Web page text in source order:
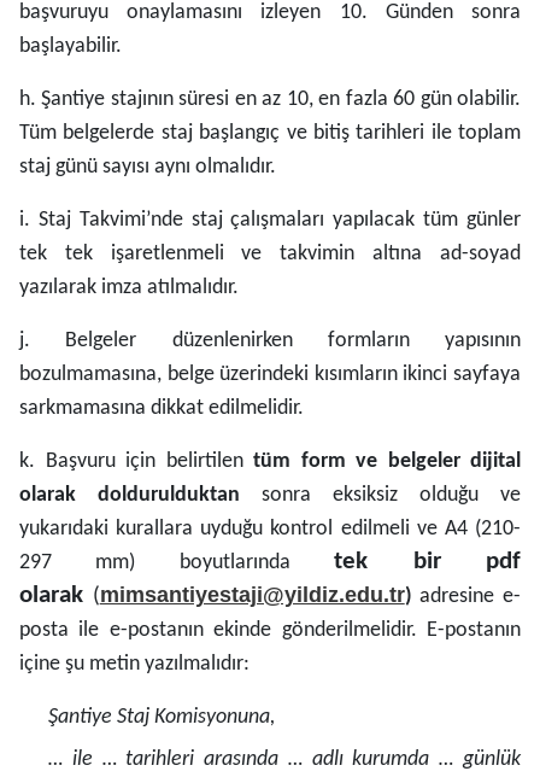
başvuruyu onaylamasını izleyen 10. Günden sonra
başlayabilir.
h. Şantiye stajının süresi en az 10, en fazla 60 gün olabilir.
Tüm belgelerde staj başlangıç ve bitiş tarihleri ile toplam
staj günü sayısı aynı olmalıdır.
i. Staj Takvimi’nde staj çalışmaları yapılacak tüm günler
tek tek işaretlenmeli ve takvimin altına ad-soyad
yazılarak imza atılmalıdır.
j. Belgeler düzenlenirken formların yapısının
bozulmamasına, belge üzerindeki kısımların ikinci sayfaya
sarkmamasına dikkat edilmelidir.
k. Başvuru için belirtilen tüm form ve belgeler dijital
olarak doldurulduktan sonra eksiksiz olduğu ve
yukarıdaki kurallara uyduğu kontrol edilmeli ve A4 (210-
297 mm) boyutlarındatek bir pdf
olarak (mimsantiyestaji@yildiz.edu.tr) adresine e-
posta ile e-postanın ekinde gönderilmelidir. E-postanın
içine şu metin yazılmalıdır:
Şantiye Staj Komisyonuna,
… ile … tarihleri arasında … adlı kurumda … günlük